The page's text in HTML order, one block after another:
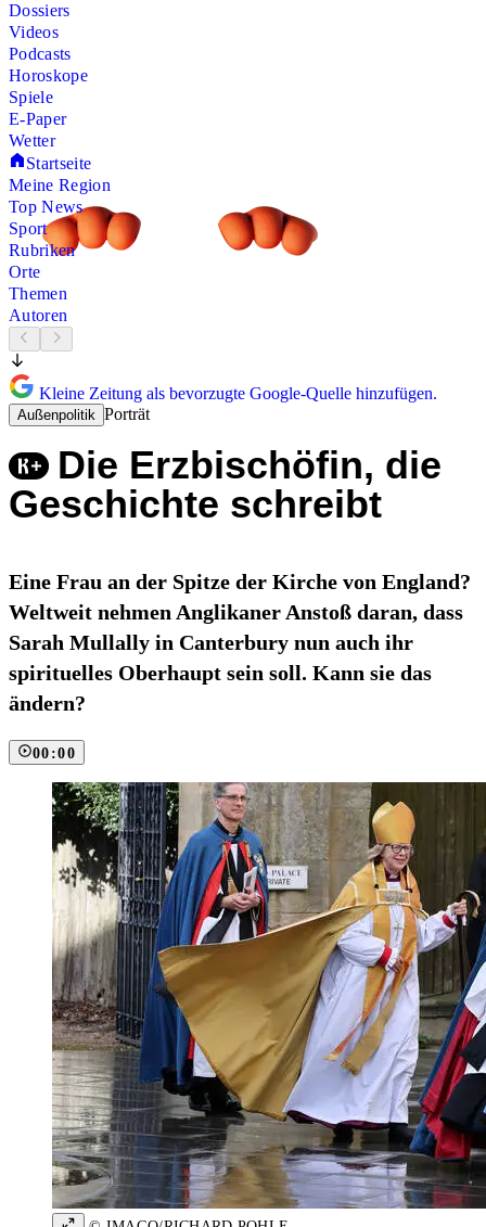
Dossiers
Videos
Podcasts
Horoskope
Spiele
E-Paper
Wetter
Startseite
Meine Region
Top News
Sport
Rubriken
Orte
Themen
Autoren
Kleine Zeitung als bevorzugte Google-Quelle hinzufügen.
Außenpolitik Porträt
Die Erzbischöfin, die
Geschichte schreibt
Eine Frau an der Spitze der Kirche von England?
Weltweit nehmen Anglikaner Anstoß daran, dass
Sarah Mullally in Canterbury nun auch ihr
spirituelles Oberhaupt sein soll. Kann sie das
ändern?
00:00